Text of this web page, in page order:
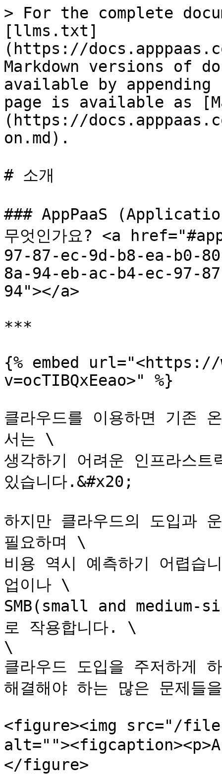
> For the complete
[llms.txt]
(https://
Markdown versions of
available by
page is available as
(https://
on.md).
# 소개
### AppPaaS
무엇인가요? <a
97-87-ec-9d-b8-ea-b0-
8a-94-eb-ac-b4-ec-97-
94"></a>
***
{% embed url="<https://
v=ocTIBQxEeao>" %}
클라우드를 이용하면 기존
서는 \
생각하기 어려운 인프라스
있습니다.&#x20;
하지만 클라우드의 도입과
필요하며 \
비용 역시 예측하기 어렵습
업이나 \
SMB(small and medium-
로 작용합니다. \
\
클라우드 도입을 주저하게
해결해야 하는 많은 문제들
<figure><img src="/files/
</figure>